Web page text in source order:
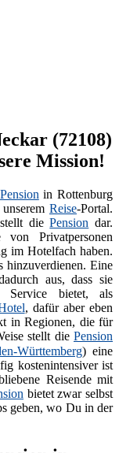
(72108)
Mission!
Pension in Rottenburg
Reise-Portal.
stellt diePension dar.
von Privatpersonen
im Hotelfach haben.
hinzuverdienen. Eine
aus, dass sie
Service bietet, als
, dafür aber eben
in Regionen, die für
stellt die Pension
Württemberg) eine
kostenintensiver ist
Reisende mit
bietet zwar selbst
geben, wo Du in der